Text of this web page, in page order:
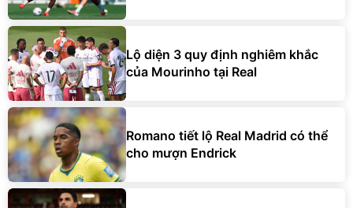
Lộ diện 3 quy định nghiêm khắc
của Mourinho tại Real
Romano tiết lộ Real Madrid có thể
cho mượn Endrick